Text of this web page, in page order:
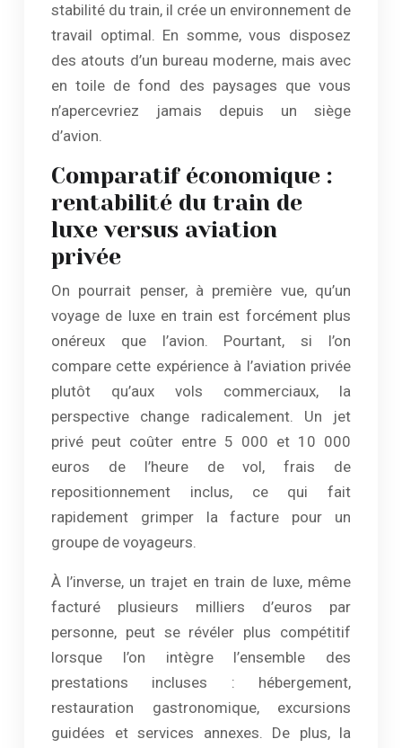
stabilité du train, il crée un environnement de
travail optimal. En somme, vous disposez
des atouts d’un bureau moderne, mais avec
en toile de fond des paysages que vous
n’apercevriez jamais depuis un siège
d’avion.
Comparatif économique :
rentabilité du train de
luxe versus aviation
privée
On pourrait penser, à première vue, qu’un
voyage de luxe en train est forcément plus
onéreux que l’avion. Pourtant, si l’on
compare cette expérience à l’aviation privée
plutôt qu’aux vols commerciaux, la
perspective change radicalement. Un jet
privé peut coûter entre 5 000 et 10 000
euros de l’heure de vol, frais de
repositionnement inclus, ce qui fait
rapidement grimper la facture pour un
groupe de voyageurs.
À l’inverse, un trajet en train de luxe, même
facturé plusieurs milliers d’euros par
personne, peut se révéler plus compétitif
lorsque l’on intègre l’ensemble des
prestations incluses : hébergement,
restauration gastronomique, excursions
guidées et services annexes. De plus, la